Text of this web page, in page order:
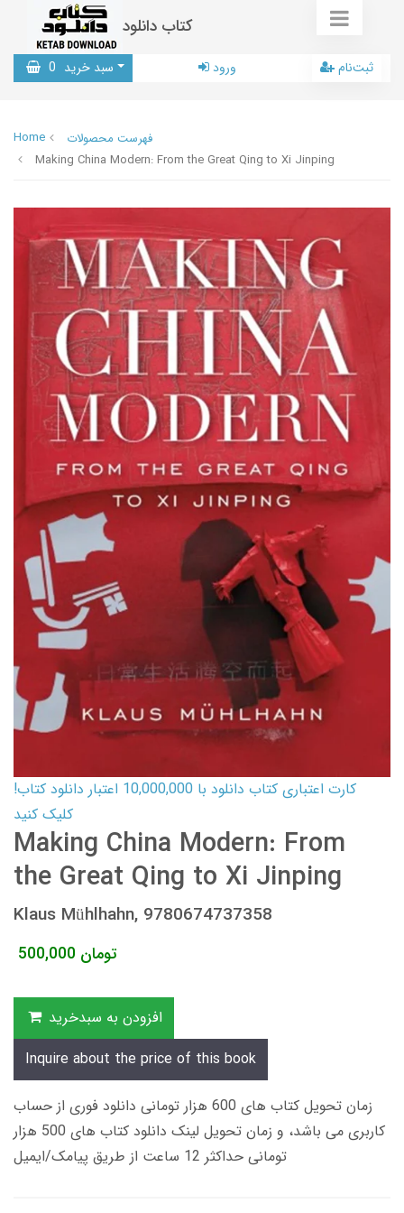
کتاب دانلود
سبد خرید 0 ورود ثبت‌نام
Home
فهرست محصولات
Making China Modern: From the Great Qing to Xi Jinping
کارت اعتباری کتاب دانلود با 10,000,000 اعتبار دانلود کتاب!
کلیک کنید
Making China Modern: From
the Great Qing to Xi Jinping
Klaus Mühlhahn, 9780674737358
500,000 تومان
افزودن به سبدخرید
Inquire about the price of this book
زمان تحویل کتاب های 600 هزار تومانی دانلود فوری از حساب
کاربری می باشد، و زمان تحویل لینک دانلود کتاب های 500 هزار
تومانی حداکثر 12 ساعت از طریق پیامک/ایمیل